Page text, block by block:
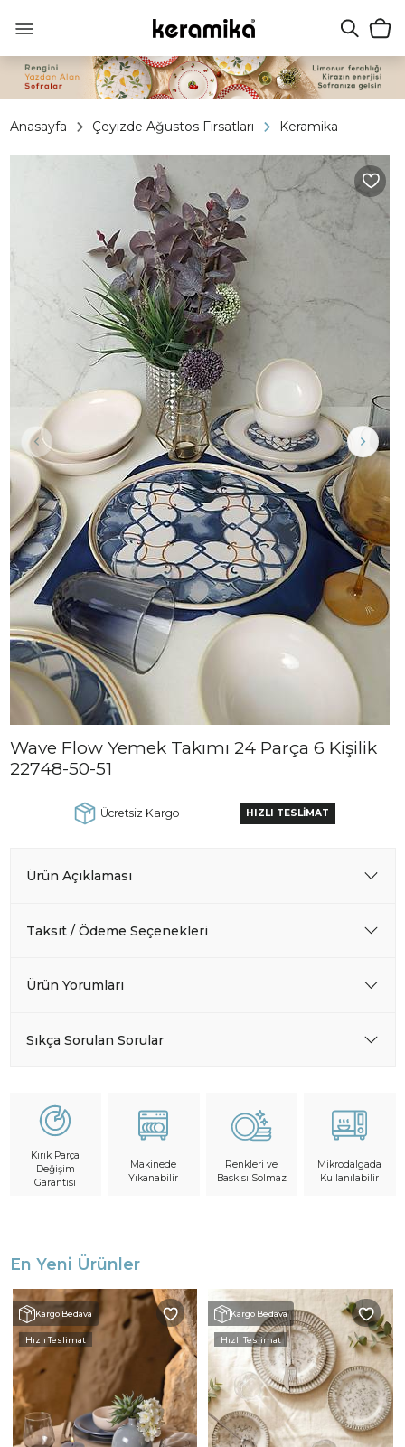
Anasayfa Çeyizde Ağustos Fırsatları Keramika
Wave Flow Yemek Takımı 24 Parça 6 Kişilik
22748-50-51
Ücretsiz Kargo HIZLI TESLİMAT
Ürün Açıklaması
Taksit / Ödeme Seçenekleri
Ürün Yorumları
Sıkça Sorulan Sorular
Kırık Parça
Değişim
Garantisi
Makinede
Yıkanabilir
Renkleri ve
Baskısı Solmaz
Mikrodalgada
Kullanılabilir
En Yeni Ürünler
Kargo Bedava
Hızlı Teslimat
Kargo Bedava
Hızlı Teslimat